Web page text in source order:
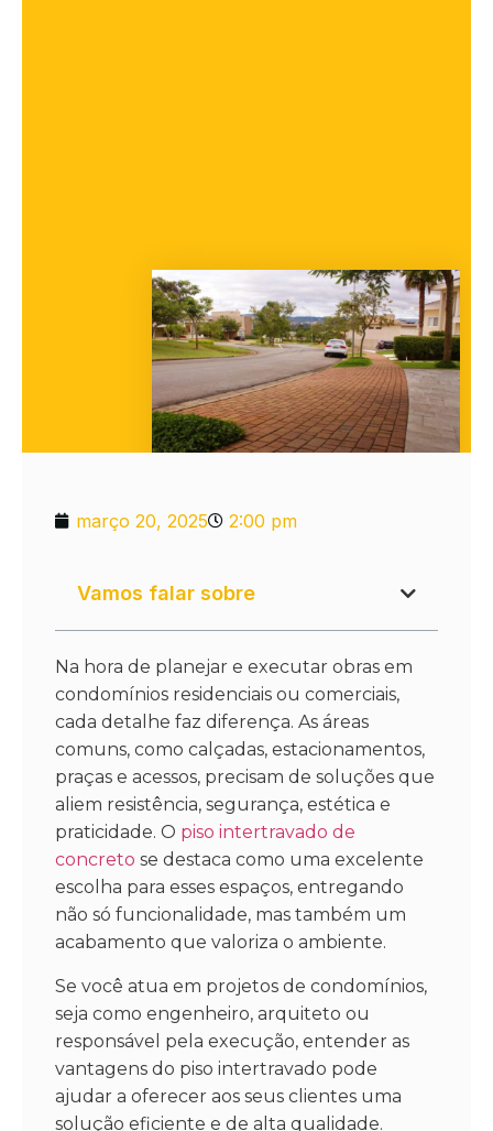
março 20, 2025 2:00 pm
Vamos falar sobre
Na hora de planejar e executar obras em
condomínios residenciais ou comerciais,
cada detalhe faz diferença. As áreas
comuns, como calçadas, estacionamentos,
praças e acessos, precisam de soluções que
aliem resistência, segurança, estética e
praticidade. O piso intertravado de
concreto se destaca como uma excelente
escolha para esses espaços, entregando
não só funcionalidade, mas também um
acabamento que valoriza o ambiente.
Se você atua em projetos de condomínios,
seja como engenheiro, arquiteto ou
responsável pela execução, entender as
vantagens do piso intertravado pode
ajudar a oferecer aos seus clientes uma
solução eficiente e de alta qualidade.